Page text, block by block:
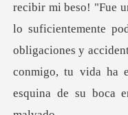
recibir mi beso! "Fue
lo suficientemente